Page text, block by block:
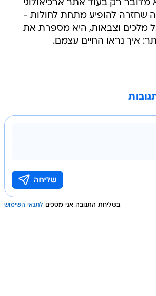
מדובר רק בעוד אתר ארכיאולוגי
שחזרה להופיע מתחת לחולות -
מלכים וצבאות, היא מספרת את
איך נראו החיים עצמם.
בשליחת התגובה אני מסכים לתנאי השימוש